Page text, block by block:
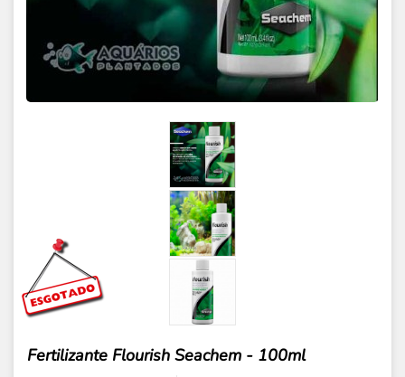
Fertilizante Flourish Seachem - 100ml